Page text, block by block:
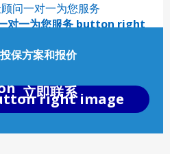
问一对一为您服务
保方案和报价
立即联系